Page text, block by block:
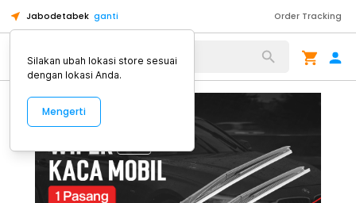
Jabodetabek ganti Order Tracking
Alat Kopi
Silakan ubah lokasi store sesuai
dengan lokasi Anda.
Mengerti